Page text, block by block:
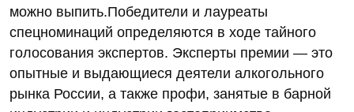
можно выпить.Победители и лауреаты
спецноминаций определяются в ходе тайного
голосования экспертов. Эксперты премии — это
опытные и выдающиеся деятели алкогольного
рынка России, а также профи, занятые в барной